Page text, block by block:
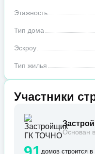
Этажность
Тип дома
Эскроу
Тип жилья
Участники
Основан
домов строится